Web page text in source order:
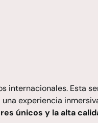
internacionales. Esta
una experiencia
únicos y la alta